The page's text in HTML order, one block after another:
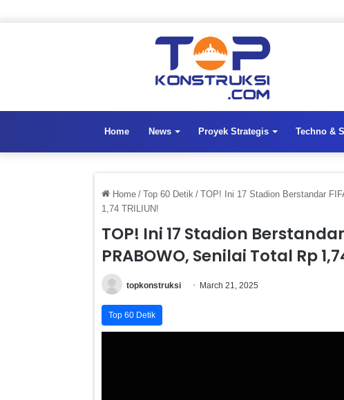
Home News Proyek Strategis Techno &
Home / Top 60 Detik / TOP! Ini 17 Stadion Berstandar
1,74 TRILIUN!
TOP! Ini 17 Stadion
PRABOWO, Senilai Total Rp
topkonstruksi March 21, 2025
Top 60 Detik